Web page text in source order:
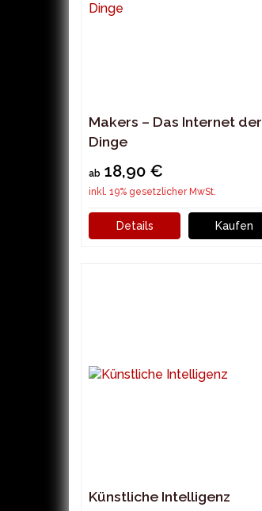
Makers – Das Internet der
Dinge
ab 18,90 €
inkl. 19% gesetzlicher MwSt.
Details Kaufen
Künstliche Intelligenz